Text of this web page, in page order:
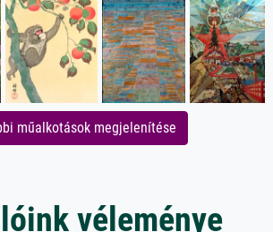
műalkotások megjelenítése
véleménye